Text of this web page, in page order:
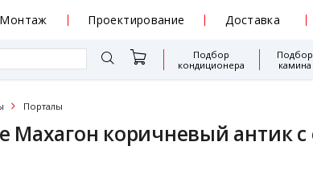
Монтаж Проектирование Доставка
Подбор
кондиционера
Подбор
камина
Порталы
Махагон коричневый антик с